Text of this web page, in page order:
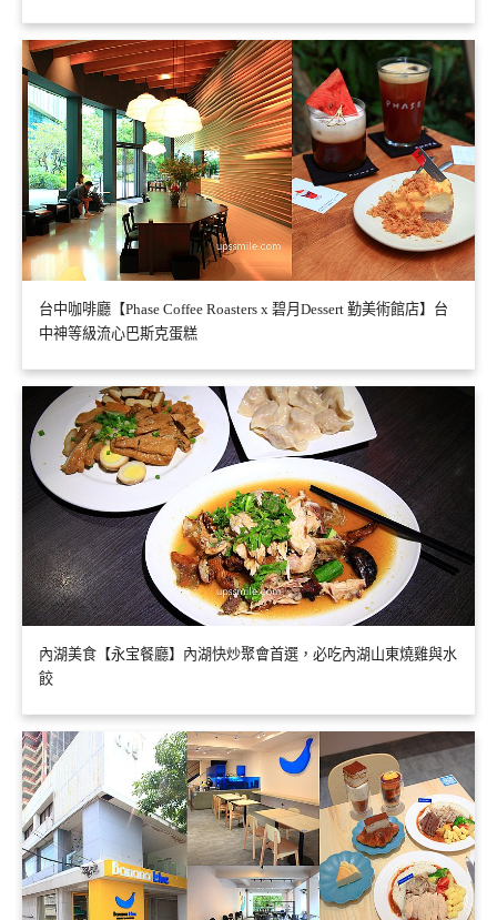
台中咖啡廳【Phase Coffee Roasters x 碧月Dessert 勤美術館店】台
中神等級流心巴斯克蛋糕
內湖美食【永宝餐廳】內湖快炒聚會首選，必吃內湖山東燒雞與水
餃